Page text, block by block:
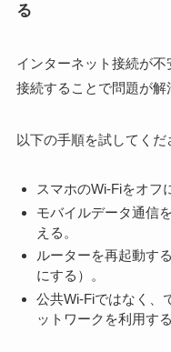
る
インターネット接続が
接続することで問題が解
以下の手順を試してくだ
スマホのWi-Fiをオフ
モバイルデータ通信
える。
ルーターを再起動す
にする）。
公共Wi-Fiではなく、
ットワークを利用する